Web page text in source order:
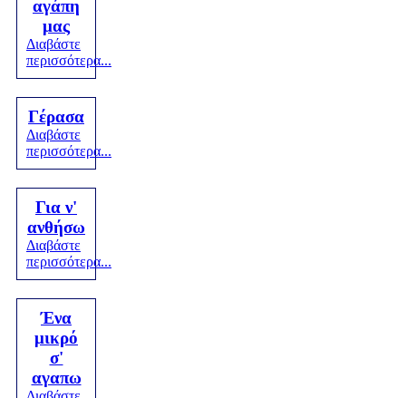
αγάπη
μας
Διαβάστε
περισσότερα...
Γέρασα
Διαβάστε
περισσότερα...
Για ν'
ανθήσω
Διαβάστε
περισσότερα...
Ένα
μικρό
σ'
αγαπω